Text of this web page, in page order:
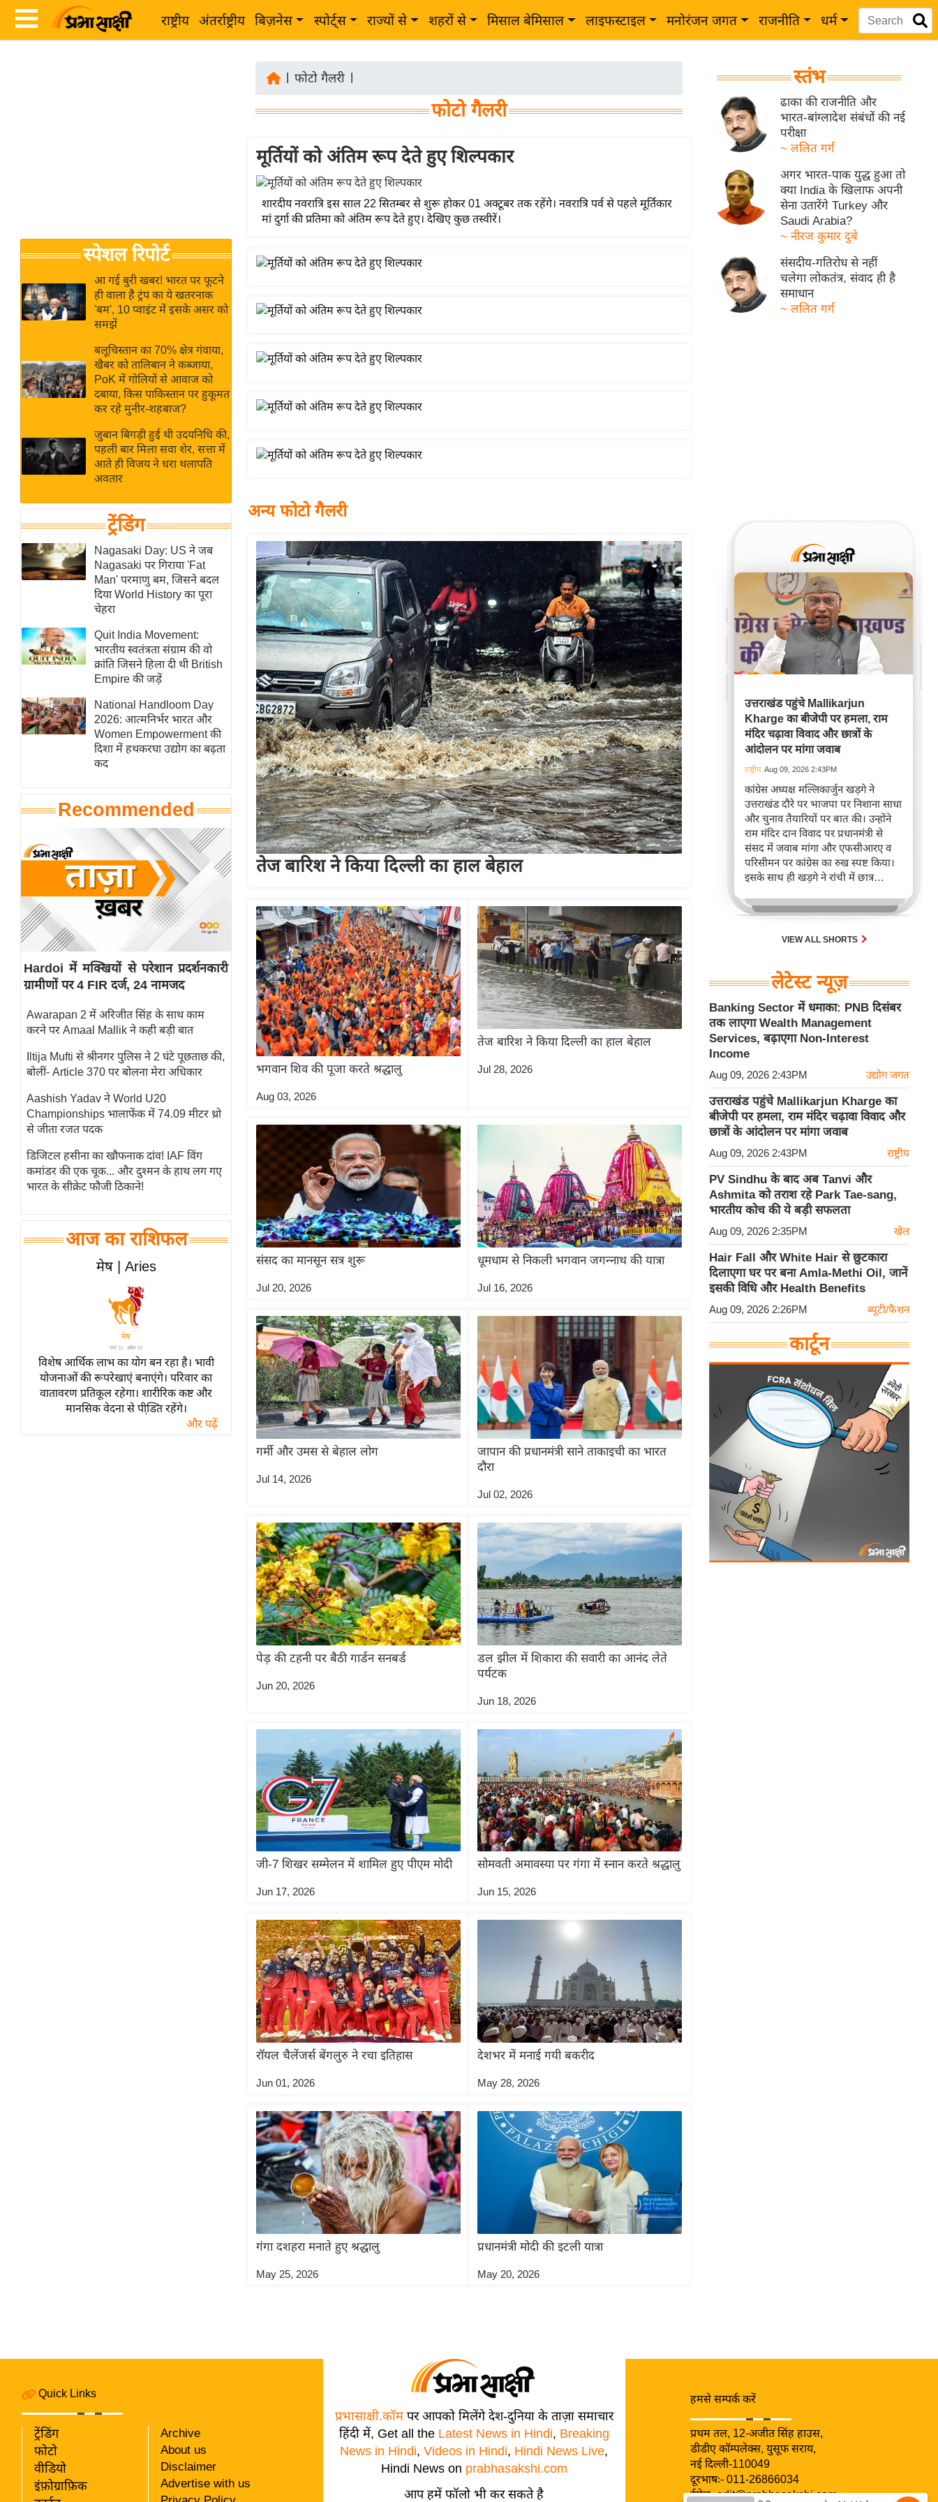
राष्ट्रीय अंतर्राष्ट्रीय बिज़नेस स्पोर्ट्स राज्यों से शहरों से मिसाल बेमिसाल लाइफस्टाइल मनोरंजन जगत राजनीति धर्म
Breaking
News in
Hindi
Hindi
Hindi
Videos
जगत
राय
बजट
क्रिकेट
IPL
2026
ई-पेपर
मिसाल बेमिसाल
शख्सियत
यंग इंडिया
साहित्य जगत
ऑटो वर्ल्ड
न्यूज ब्रीफ
मनोरंजन जगत
बॉलीवुड
हॉलीवुड
फिल्म समीक्षा
Breaking
News
लाइफस्टाइल
टेक्नॉलॉजी
ब्यूटी/फैशन
पर्यटन स्थल
फिटनेस मंत्रा
रिलेशनशिप
राजनीति
विश्लेषण
समसामयिक
मातृभूमि
एम.
आई.
चाय पर
समीक्षा
धर्म
ज्योतिष
प्रभु
महिमा/
धर्मस्थल
व्रत
राशिफल
विशेष
विश्लेषण
स्पेशल रिपोर्ट
आ गई बुरी खबर! भारत पर फूटने
ही वाला है ट्रंप का ये खतरनाक
'बम', 10 प्वाइंट में इसके असर को
समझें
बलूचिस्तान का 70% क्षेत्र गंवाया,
खैबर को तालिबान ने कब्जाया,
PoK में गोलियों से आवाज को
दबाया, किस पाकिस्तान पर हुकूमत
कर रहे मुनीर-शहबाज?
जुबान बिगड़ी हुई थी उदयनिधि की,
पहली बार मिला सवा शेर, सत्ता में
आते ही विजय ने धरा थलापति
अवतार
ट्रेंडिंग
Nagasaki Day: US ने जब
Nagasaki पर गिराया 'Fat
Man' परमाणु बम, जिसने बदल
दिया World History का पूरा
चेहरा
Quit India Movement:
भारतीय स्वतंत्रता संग्राम की वो
क्रांति जिसने हिला दी थी British
Empire की जड़ें
National Handloom Day
2026: आत्मनिर्भर भारत और
Women Empowerment की
दिशा में हथकरघा उद्योग का बढ़ता
कद
Recommended
Hardoi में मक्खियों से परेशान प्रदर्शनकारी
ग्रामीणों पर 4 FIR दर्ज, 24 नामजद
Awarapan 2 में अरिजीत सिंह के साथ काम
करने पर Amaal Mallik ने कही बड़ी बात
Iltija Mufti से श्रीनगर पुलिस ने 2 घंटे पूछताछ की,
बोलीं- Article 370 पर बोलना मेरा अधिकार
Aashish Yadav ने World U20
Championships भालाफेंक में 74.09 मीटर थ्रो
से जीता रजत पदक
डिजिटल हसीना का खौफनाक दांव! IAF विंग
कमांडर की एक चूक... और दुश्मन के हाथ लग गए
भारत के सीक्रेट फौजी ठिकाने!
आज का राशिफल
मेष | Aries
विशेष आर्थिक लाभ का योग बन रहा है। भावी
योजनाओं की रूपरेखाएं बनाएंगे। परिवार का
वातावरण प्रतिकूल रहेगा। शारीरिक कष्ट और
मानसिक वेदना से पीडि़त रहेंगे।
और पढ़ें
फोटो गैलरी
फोटो गैलरी
मूर्तियों को अंतिम रूप देते हुए शिल्पकार
शारदीय नवरात्रि इस साल 22 सितम्बर से शुरू होकर 01 अक्टूबर तक रहेंगे। नवरात्रि पर्व से पहले मूर्तिकार
मां दुर्गा की प्रतिमा को अंतिम रूप देते हुए। देखिए कुछ तस्वीरें।
अन्य फोटो गैलरी
तेज बारिश ने किया दिल्ली का हाल बेहाल
भगवान शिव की पूजा करते श्रद्धालु
Aug 03, 2026
तेज बारिश ने किया दिल्ली का हाल बेहाल
Jul 28, 2026
संसद का मानसून सत्र शुरू
Jul 20, 2026
धूमधाम से निकली भगवान जगन्नाथ की यात्रा
Jul 16, 2026
गर्मी और उमस से बेहाल लोग
Jul 14, 2026
जापान की प्रधानमंत्री साने ताकाइची का भारत
दौरा
Jul 02, 2026
पेड़ की टहनी पर बैठी गार्डन सनबर्ड
Jun 20, 2026
डल झील में शिकारा की सवारी का आनंद लेते
पर्यटक
Jun 18, 2026
जी-7 शिखर सम्मेलन में शामिल हुए पीएम मोदी
Jun 17, 2026
सोमवती अमावस्या पर गंगा में स्नान करते श्रद्धालु
Jun 15, 2026
रॉयल चैलेंजर्स बेंगलुरु ने रचा इतिहास
Jun 01, 2026
देशभर में मनाई गयी बकरीद
May 28, 2026
गंगा दशहरा मनाते हुए श्रद्धालु
May 25, 2026
प्रधानमंत्री मोदी की इटली यात्रा
May 20, 2026
स्तंभ
ढाका की राजनीति और
भारत-बांग्लादेश संबंधों की नई
परीक्षा
~ ललित गर्ग
अगर भारत-पाक युद्ध हुआ तो
क्या India के खिलाफ अपनी
सेना उतारेंगे Turkey और
Saudi Arabia?
~ नीरज कुमार दुबे
संसदीय-गतिरोध से नहीं
चलेगा लोकतंत्र, संवाद ही है
समाधान
~ ललित गर्ग
उत्तराखंड पहुंचे Mallikarjun
Kharge का बीजेपी पर हमला, राम
मंदिर चढ़ावा विवाद और छात्रों के
आंदोलन पर मांगा जवाब
राष्ट्रीय Aug 09, 2026 2:43PM
कांग्रेस अध्यक्ष मल्लिकार्जुन खड़गे ने
उत्तराखंड दौरे पर भाजपा पर निशाना साधा
और चुनाव तैयारियों पर बात की। उन्होंने
राम मंदिर दान विवाद पर प्रधानमंत्री से
संसद में जवाब मांगा और एफसीआरए व
परिसीमन पर कांग्रेस का रुख स्पष्ट किया।
इसके साथ ही खड़गे ने रांची में छात्र
की सराहना की।
VIEW ALL SHORTS
लेटेस्ट न्यूज़
Banking Sector में धमाका: PNB दिसंबर
तक लाएगा Wealth Management
Services, बढ़ाएगा Non-Interest
Income
Aug 09, 2026 2:43PM उद्योग जगत
उत्तराखंड पहुंचे Mallikarjun Kharge का
बीजेपी पर हमला, राम मंदिर चढ़ावा विवाद और
छात्रों के आंदोलन पर मांगा जवाब
Aug 09, 2026 2:43PM राष्ट्रीय
PV Sindhu के बाद अब Tanvi और
Ashmita को तराश रहे Park Tae-sang,
भारतीय कोच की ये बड़ी सफलता
Aug 09, 2026 2:35PM खेल
Hair Fall और White Hair से छुटकारा
दिलाएगा घर पर बना Amla-Methi Oil, जानें
इसकी विधि और Health Benefits
Aug 09, 2026 2:26PM ब्यूटी/फैशन
कार्टून
Quick Links
ट्रेंडिंग
फोटो
वीडियो
इंफ़ोग्राफ़िक
Archive
About us
Disclaimer
Advertise with us
प्रभासाक्षी.कॉमपर आपको मिलेंगे देश-दुनिया के ताज़ा समाचार
हिंदी में, Get all the Latest News in Hindi, Breaking
News in Hindi,Videos in Hindi, Hindi News Live,
Hindi News on prabhasakshi.com
आप हमें फॉलो भी कर सकते है
हमसे सम्पर्क करें
प्रथम तल, 12-अजीत सिंह हाउस,
डीडीए कॉम्पलेक्स, युसूफ सराय,
नई दिल्ली-110049
दूरभाषः- 011-26866034
ईमेल-edit@prabhasakshi.com